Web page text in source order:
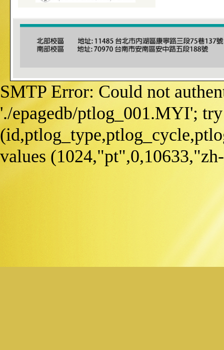
SMTP Error: Could not
'./epagedb/ptlog_001.MYI';
values